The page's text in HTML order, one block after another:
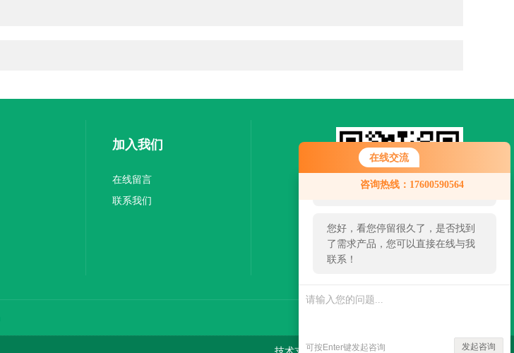
在线交流
咨询热线：17600590564
您好！欢迎前来咨询，很高兴为您
服务，请问您要咨询什么问题呢？
您好，看您停留很久了，是否找到
了需求产品，您可以直接在线与我
联系！
可按Enter键发起咨询 发起咨询
加入我们
在线留言
联系我们